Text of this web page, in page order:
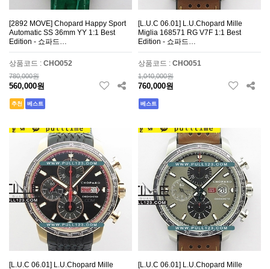
[2892 MOVE] Chopard Happy Sport
Automatic SS 36mm YY 1:1 Best
Edition - 쇼파드…
상품코드 : CHO052
780,000원
560,000원
추천 베스트
[L.U.C 06.01] L.U.Chopard Mille
Miglia 168571 RG V7F 1:1 Best
Edition - 쇼파드…
상품코드 : CHO051
1,040,000원
760,000원
베스트
[L.U.C 06.01] L.U.Chopard Mille
[L.U.C 06.01] L.U.Chopard Mille